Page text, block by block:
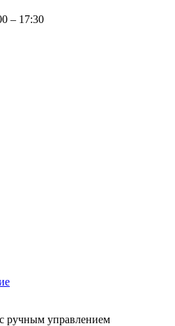
– 17:30
ручным управлением